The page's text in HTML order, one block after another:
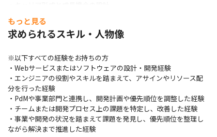
・チーム内のコンフリクトやコミュニケーション課題の解消
・評価への情報提供および評価プロセスの運用
②チーム・組織設計
・プロダクト計画を踏まえた開発体制の設計
・正社員と業務委託を含む役割分担の整理
・プロジェクト間のリソース配分
・チームのキャパシティ、負荷、属人化の可視化
・採用ポジションと要件の定義
・オンボーディングプロセスの整備
・将来的なチーム分割やマネジメント体制の検討
もっと見る
求められるスキル・人物像
※以下すべての経験をお持ちの方
・Webサービスまたはソフトウェアの設計・開発経験
・エンジニアの役割やスキルを踏まえて、アサインやリソース配
分を行った経験
・PdMや事業部門と連携し、開発計画や優先順位を調整した経験
・チームまたは開発プロセス上の課題を特定し、改善した経験
・事業や開発の状況を踏まえて課題を発見し、優先順位を整理し
ながら解決まで推進した経験